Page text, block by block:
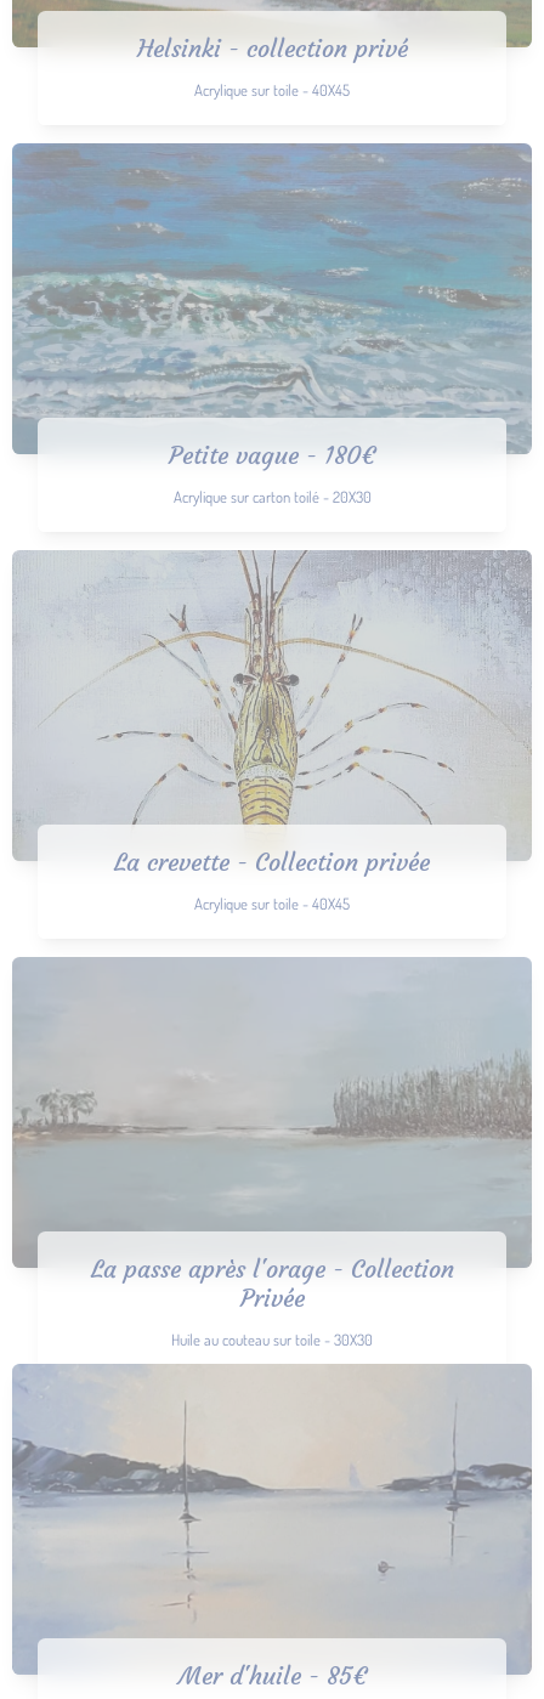
Helsinki - collection privé
Acrylique sur toile - 40X45
Petite vague - 180€
Acrylique sur carton toilé - 20X30
La crevette - Collection privée
Acrylique sur toile - 40X45
La passe après l'orage - Collection
Privée
Huile au couteau sur toile - 30X30
Mer d'huile - 85€